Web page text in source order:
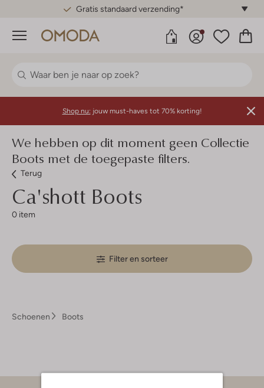
Gratis standaard verzending*
Menu
Shop nu: jouw must-haves tot 70% korting!
We hebben op dit moment geen Collectie
Boots met de toegepaste filters.
Terug
Ca'shott Boots
0 item
Filter en sorteer
Schoenen Boots